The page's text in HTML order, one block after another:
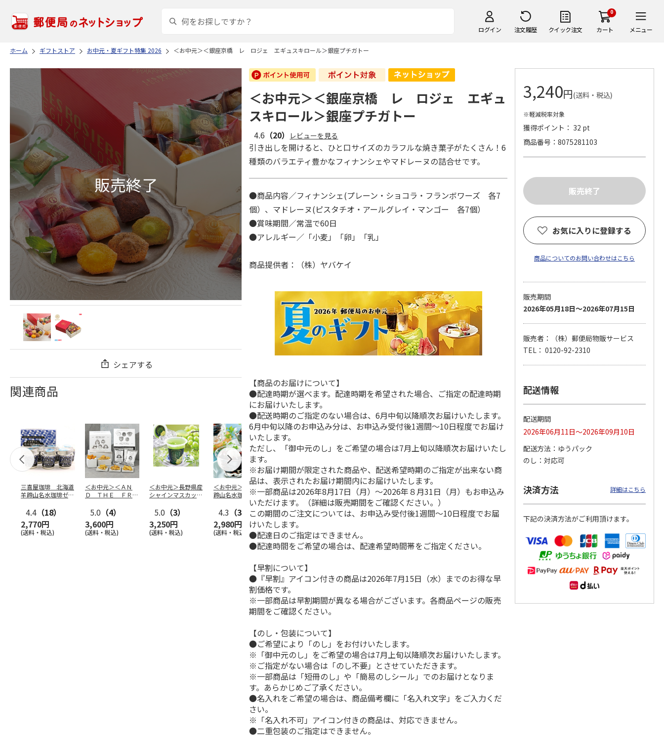
ログイン 注文履歴 クイック注文
0
カート メニュー
ホーム ギフトストア お中元・夏ギフト特集 2026 ＜お中元＞＜銀座京橋 レ ロジェ エギュスキロール＞銀座プチガトー
シェアする
関連商品
三喜屋珈琲 北海道
羊蹄山名水珈琲ゼリ
4.4 （18）
2,770円
(送料・税込)
＜お中元＞＜ＡＮ
Ｄ ＴＨＥ ＦＲＩ
ト５種
…
5.0 （4）
3,600円
(送料・税込)
＜お中元＞長野県産
シャインマスカット
5.0 （3）
3,250円
(送料・税込)
＜お中元＞北海道羊
蹄山名水珈琲ゼリー
4.3 （3）
2,980円
(送料・税込)
＜お中元＞＜ひとと
え＞３層デザートジ
ュレパフェ～国産フ
ルー …
4.7（10）
2,980円
(送料・税込)
＜お中元＞＜銀座千
疋屋＞銀座ゼリー９
個
5.0 （5）
(送料・税込)
バンホーテン「チョ
コレートシロップポ
ーション」
30g×21…
＜沼津深海プリン工
房＞プレーン・深海
【冷凍】三國シェフ
推奨 2種のブリュレ
6個セット(クレー…
4,320円
＜お中元＞＜ねんり
ん家＞夏限定 ひと
くちバーム詰合せ
3,980円
(送料・税込)
＜お中元＞＜銀座京橋 レ ロジェ エギュ
スキロール＞銀座プチガトー
4.6 （20） レビューを見る
引き出しを開けると、ひと口サイズのカラフルな焼き菓子がたくさん！6
種類のバラエティ豊かなフィナンシェやマドレーヌの詰合せです。
●商品内容／フィナンシェ(プレーン・ショコラ・フランボワーズ 各7
個）、マドレーヌ(ピスタチオ・アールグレイ・マンゴー 各7個）
●賞味期間／常温で60日
●アレルギー／「小麦」「卵」「乳」
商品提供者：（株）ヤバケイ
【商品のお届けについて】
●配達時期が選べます。配達時期を希望された場合、ご指定の配達時期
にお届けいたします。
●配送時期のご指定のない場合は、6月中旬以降順次お届けいたします。
6月中旬以降のお申込み分は、お申込み受付後1週間～10日程度でお届け
いたします。
ただし、「御中元のし」をご希望の場合は7月上旬以降順次お届けいたし
ます。
※お届け期間が限定された商品や、配送希望時期のご指定が出来ない商
品は、表示されたお届け期間内にお届けいたします。
※一部商品は2026年8月17日（月）～2026年８月31日（月）もお申込み
いただけます。（詳細は販売期間をご確認ください。）
この期間のご注文については、お申込み受付後1週間～10日程度でお届
けいたします。
●配達日のご指定はできません。
●配達時間をご希望の場合は、配達希望時間帯をご指定ください。
【早割について】
●『早割』アイコン付きの商品は2026年7月15日（水）までのお得な早
割価格です。
※一部商品は早割期間が異なる場合がございます。各商品ページの販売
期間をご確認ください。
【のし・包装について】
●ご希望により「のし」をお付けいたします。
※「御中元のし」をご希望の場合は7月上旬以降順次お届けいたします。
※ご指定がない場合は「のし不要」とさせていただきます。
※一部商品は「短冊のし」や「簡易のしシール」でのお届けとなりま
す。あらかじめご了承ください。
●名入れをご希望の場合は、商品備考欄に「名入れ文字」をご入力くだ
さい。
※「名入れ不可」アイコン付きの商品は、対応できません。
●二重包装のご指定はできません。
3,240円(送料・税込)
※軽減税率対象
獲得ポイント： 32 pt
商品番号
8075281103
お気に入りに登録する
商品についてのお問い合わせはこちら
販売期間
2026年05月18日～2026年07月15日
販売者：（株）郵便局物販サービス
TEL： 0120-92-2310
配送情報
配送期間
2026年06月11日～2026年09月10日
配送方法
ゆうパック
のし
対応可
決済方法 詳細はこちら
下記の決済方法がご利用頂けます。